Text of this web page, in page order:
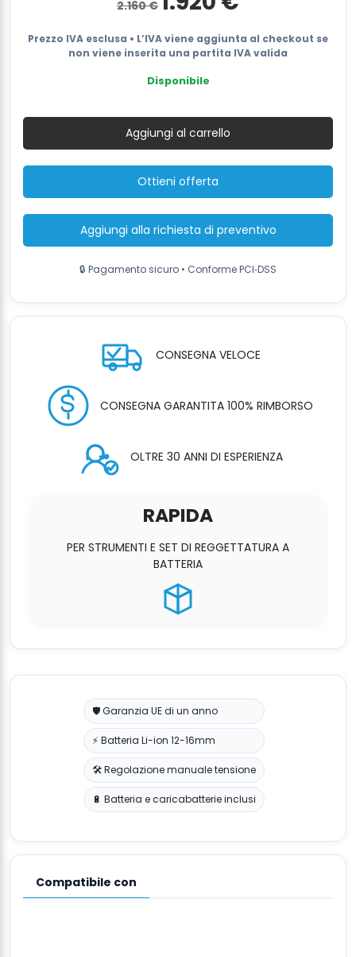
2.160€ prezzo
era:
2.160 €.
è:
1.920 €.
Prezzo IVA esclusa • L’IVA viene aggiunta al checkout se
non viene inserita una partita IVA valida
Disponibile
MB620
Reggiatrice
Batteria
16mm
Reggiatrice
Batteria
e
Aggiungi al carrello
Ottieni offerta
Aggiungi alla richiesta di preventivo
🔒 Pagamento sicuro • Conforme PCI‑DSS
CONSEGNA VELOCE
CONSEGNA GARANTITA 100% RIMBORSO
OLTRE 30 ANNI DI ESPERIENZA
RAPIDA
PER STRUMENTI E SET DI REGGETTATURA A
BATTERIA
🛡️ Garanzia UE di un anno
⚡ Batteria Li-ion 12-16mm
🛠️ Regolazione manuale tensione
🔋 Batteria e caricabatterie inclusi
Compatibile con